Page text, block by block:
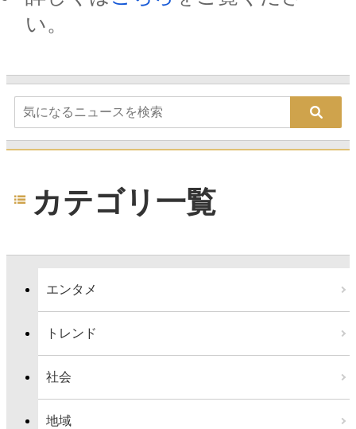
い。
カテゴリ一覧
エンタメ
トレンド
社会
地域